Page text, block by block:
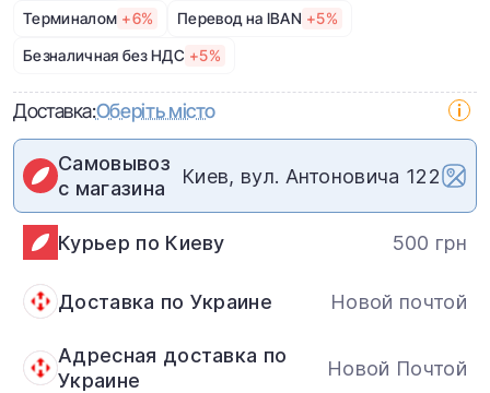
Терминалом +6% Перевод на IBAN +5%
Безналичная без НДС +5%
Доставка:Оберіть місто
Самовывоз
с магазина
Киев, вул. Антоновича 122
Курьер по Киеву 500 грн
Доставка по Украине Новой почтой
Адресная доставка по
Украине
Новой Почтой